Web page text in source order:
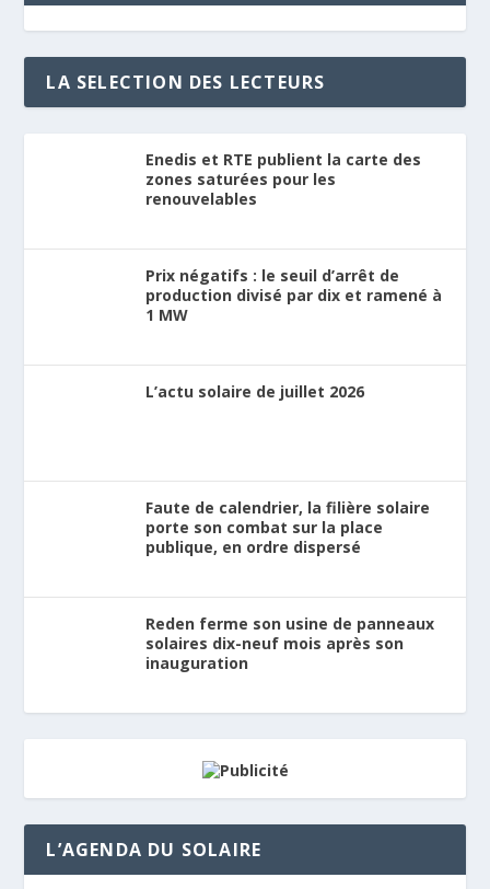
LA SELECTION DES LECTEURS
Enedis et RTE publient la carte des
zones saturées pour les
renouvelables
Prix négatifs : le seuil d’arrêt de
production divisé par dix et ramené à
1 MW
L’actu solaire de juillet 2026
Faute de calendrier, la filière solaire
porte son combat sur la place
publique, en ordre dispersé
Reden ferme son usine de panneaux
solaires dix-neuf mois après son
inauguration
L’AGENDA DU SOLAIRE